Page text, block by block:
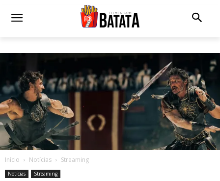
Início Notícias Streaming
Notícias Streaming